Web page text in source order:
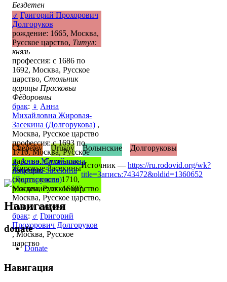
Бездетен
♂ Григорий Прохорович
Долгоруков
рождение: 1665, Москва,
Русское царство, Титул:
князь
профессия: с 1686 по
1692, Москва, Русское
царство, Стольник
царицы Прасковьи
Фёдоровны
брак: ♀ Анна
Михайловна Жировая-
Засекина (Долгорукова) ,
Москва, Русское царство
профессия: с 1693 по
1710, Москва, Русское
царство,Стольник,
помещик
смерть: после 1710,
Москва, Русское царство
♀ Анна Михайловна
Жировая-Засекина
(Долгорукова)
рождение: ок. 1668?,
Москва, Русское царство,
Титул: княжна
брак: ♂ Григорий
Прохорович Долгоруков
, Москва, Русское
царство
Chepelev Urusov Волынские Долгоруковы
Жировые-ЗасекиныИсточник — https://ru.rodovid.org/wk?
title=Запись:743472&oldid=1360652
Навигация
donate
Donate
Навигация